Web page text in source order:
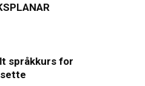
språkkurs for